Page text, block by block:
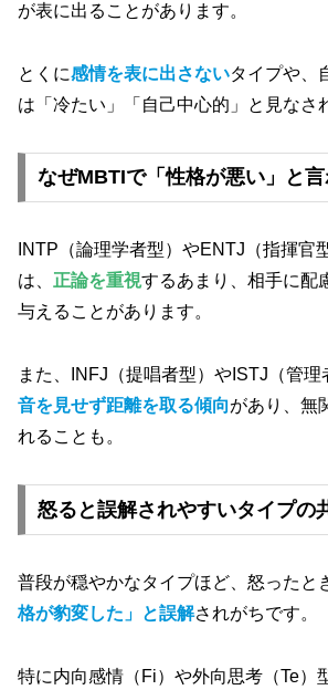
が表に出ることがあります。
とくに感情を表に出さないタイプや、
は「冷たい」「自己中心的」と見なさ
なぜMBTIで「性格が悪い」と言
INTP（論理学者型）やENTJ（指揮官
は、 正論を重視するあまり、相手に配
与えることがあります。
また、INFJ（提唱者型）やISTJ（管理
音を見せず距離を取る傾向があり、無
れることも。
怒ると誤解されやすいタイプの
普段が穏やかなタイプほど、怒ったと
格が豹変した」と誤解されがちです。
特に内向感情（Fi）や外向思考（Te）